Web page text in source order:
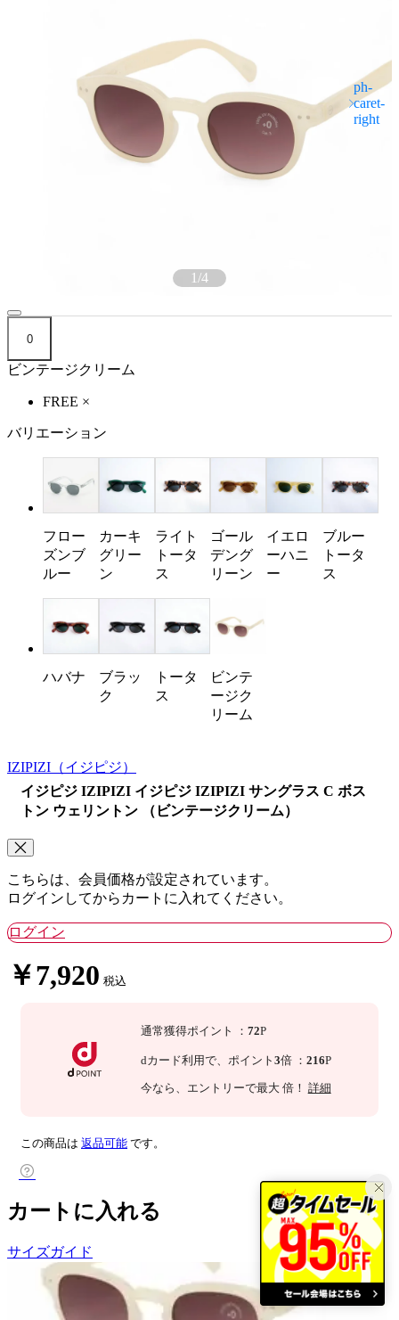
1/4
0
ビンテージクリーム
FREE ×
バリエーション
フロー
ズンブ
ルー
カーキ
グリー
ン
ライト
トータ
ス
ゴール
デング
リーン
イエロ
ーハニ
ー
ブルー
トータ
ス
ハバナ
ブラッ
ク
トータ
ス
ビンテ
ージク
リーム
IZIPIZI （イジピジ）
イジピジ IZIPIZI イジピジ IZIPIZI サングラス C ボス
トン ウェリントン （ビンテージクリーム）
こちらは、会員価格が設定されています。
ログインしてからカートに入れてください。
ログイン
￥7,920 税込
通常獲得ポイント ： 72P
dカード利用で、 ポイント 3倍 ： 216P
今なら 、エントリーで最大 倍！ 詳細
この商品は 返品可能 です。
カートに入れる
サイズガイド